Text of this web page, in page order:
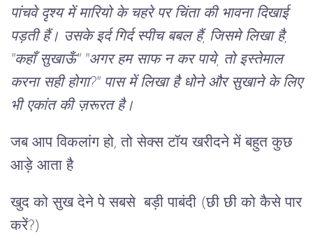
पांचवे दृश्य में मारियो के चहरे पर चिंता की भावना दिखाई
पड़ती हैं। उसके इर्द गिर्द स्पीच बबल हैं, जिसमे लिखा है,
"कहाँ सुखाऊँ" "अगर हम साफ न कर पाये, तो इस्तेमाल
करना सही होगा?" पास में लिखा है धोने और सुखाने के लिए
भी एकांत की ज़रूरत है।
जब आप विकलांग हो, तो सेक्स टॉय खरीदने में बहुत कुछ
आड़े आता है
खुद को सुख देने पे सबसे बड़ी पाबंदी (छी छी को कैसे पार
करें?)